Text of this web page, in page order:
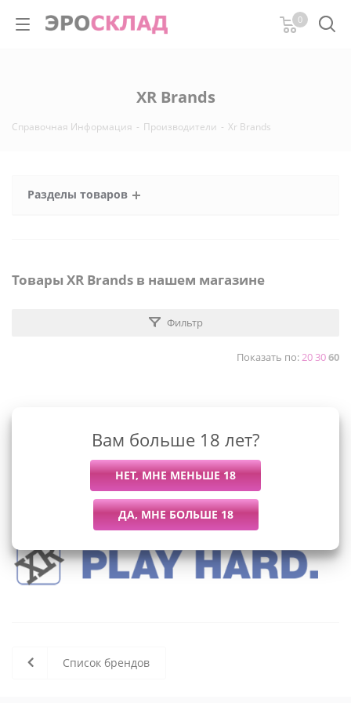
0
XR Brands
Справочная Информация - Производители - Xr Brands
Разделы товаров
Товары XR Brands в нашем магазине
Фильтр
Показать по:203060
В данный момент нет активных
товаров
Список брендов
Вам больше 18 лет?